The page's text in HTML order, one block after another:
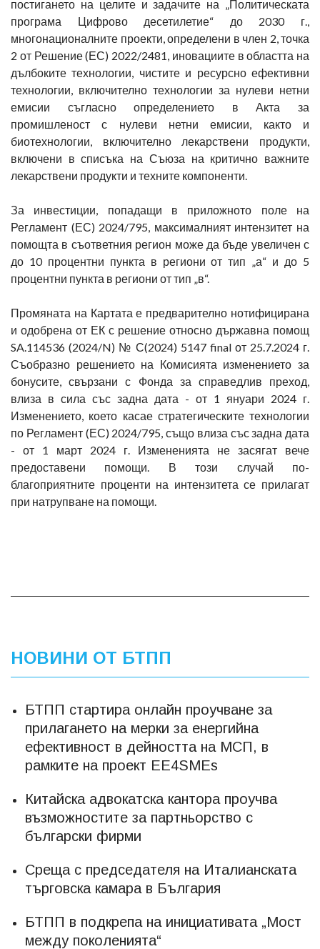
постигането на целите и задачите на „Политическата
програма Цифрово десетилетие“ до 2030 г.,
многонационалните проекти, определени в член 2, точка
2 от Решение (ЕС) 2022/2481, иновациите в областта на
дълбоките технологии, чистите и ресурсно ефективни
технологии, включително технологии за нулеви нетни
емисии съгласно определението в Акта за
промишленост с нулеви нетни емисии, както и
биотехнологии, включително лекарствени продукти,
включени в списъка на Съюза на критично важните
лекарствени продукти и техните компоненти.
За инвестиции, попадащи в приложното поле на
Регламент (ЕС) 2024/795, максималният интензитет на
помощта в съответния регион може да бъде увеличен с
до 10 процентни пункта в региони от тип „а“ и до 5
процентни пункта в региони от тип „в“.
Промяната на Картата е предварително нотифицирана
и одобрена от ЕК с решение относно държавна помощ
SA.114536 (2024/N) № С(2024) 5147 final от 25.7.2024 г.
Съобразно решението на Комисията изменението за
бонусите, свързани с Фонда за справедлив преход,
влиза в сила със задна дата - от 1 януари 2024 г.
Изменението, което касае стратегическите технологии
по Регламент (ЕС) 2024/795, също влиза със задна дата
- от 1 март 2024 г. Измененията не засягат вече
предоставени помощи. В този случай по-
благоприятните проценти на интензитета се прилагат
при натрупване на помощи.
НОВИНИ ОТ БТПП
БТПП стартира онлайн проучване за
прилагането на мерки за енергийна
ефективност в дейността на МСП, в
рамките на проект EE4SMEs
Китайска адвокатска кантора проучва
възможностите за партньорство с
български фирми
Среща с председателя на Италианската
търговска камара в България
БТПП в подкрепа на инициативата „Мост
между поколенията“